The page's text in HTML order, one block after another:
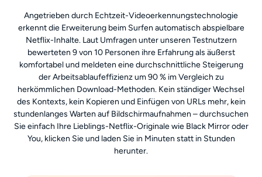
Angetrieben durch Echtzeit-Videoerkennungstechnologie
erkennt die Erweiterung beim Surfen automatisch abspielbare
Netflix-Inhalte. Laut Umfragen unter unseren Testnutzern
bewerteten 9 von 10 Personen ihre Erfahrung als äußerst
komfortabel und meldeten eine durchschnittliche Steigerung
der Arbeitsablaufeffizienz um 90 % im Vergleich zu
herkömmlichen Download-Methoden. Kein ständiger Wechsel
des Kontexts, kein Kopieren und Einfügen von URLs mehr, kein
stundenlanges Warten auf Bildschirmaufnahmen – durchsuchen
Sie einfach Ihre Lieblings-Netflix-Originale wie Black Mirror oder
You, klicken Sie und laden Sie in Minuten statt in Stunden
herunter.